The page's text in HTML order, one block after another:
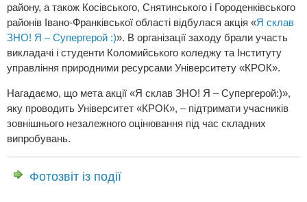
району, а також Косівського, Снятинського і Городенківського
районів Івано-Франківської області відбулася акція «Я склав
ЗНО! Я – Супергерой :)». В організації заходу брали участь
викладачі і студенти Коломийського коледжу та Інституту
управління природними ресурсами Університету «КРОК».
Нагадаємо, що мета акції «Я склав ЗНО! Я – Супергерой:)»,
яку проводить Університет «КРОК», – підтримати учасників
зовнішнього незалежного оцінювання під час складних
випробувань.
Фотозвіт із події